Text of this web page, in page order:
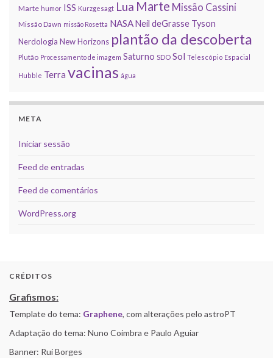
Marte humor ISS Kurzgesagt Lua Marte Missão Cassini
Missão Dawn missão Rosetta NASANeil deGrasse Tyson
Nerdologia New Horizons plantão da descoberta
Plutão Processamento de imagem Saturno SDO Sol Telescópio Espacial
Hubble Terra vacinas água
META
Iniciar sessão
Feed de entradas
Feed de comentários
WordPress.org
CRÉDITOS
Grafismos:
Template do tema: Graphene, com alterações pelo astroPT
Adaptação do tema: Nuno Coimbra e Paulo Aguiar
Banner: Rui Borges